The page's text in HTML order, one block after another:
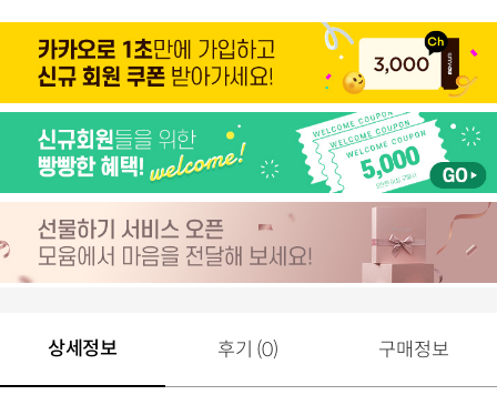
상세정보 후기 (0) 구매정보